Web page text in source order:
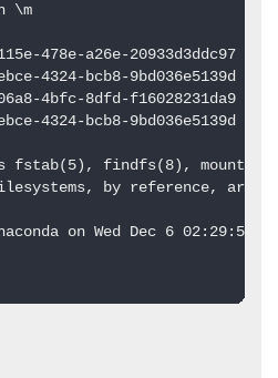
\m
115e-478e-a26e-20933d3ddc97
4324-bcb8-9bd036e5139d /
06a8-4bfc-8dfd-f16028231da9
ebce-4324-bcb8-9bd036e5139d
fstab(5), findfs(8),
by reference, are
on Wed Dec 6 02:29:53